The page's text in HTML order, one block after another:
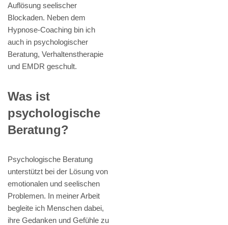
Auflösung seelischer
Blockaden. Neben dem
Hypnose-Coaching bin ich
auch in psychologischer
Beratung, Verhaltenstherapie
und EMDR geschult.
Was ist
psychologische
Beratung?
Psychologische Beratung
unterstützt bei der Lösung von
emotionalen und seelischen
Problemen. In meiner Arbeit
begleite ich Menschen dabei,
ihre Gedanken und Gefühle zu